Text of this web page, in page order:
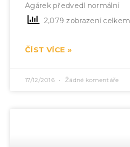
Agárek předvedl normální
2,079 zobrazení celkem
ČÍST VÍCE »
17/12/2016 Žádné komentáře